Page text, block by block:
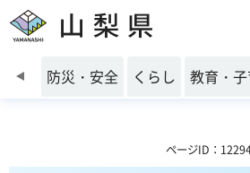
山梨県
前のスライドを表示
防災・安全 くらし 教育・
ページID：